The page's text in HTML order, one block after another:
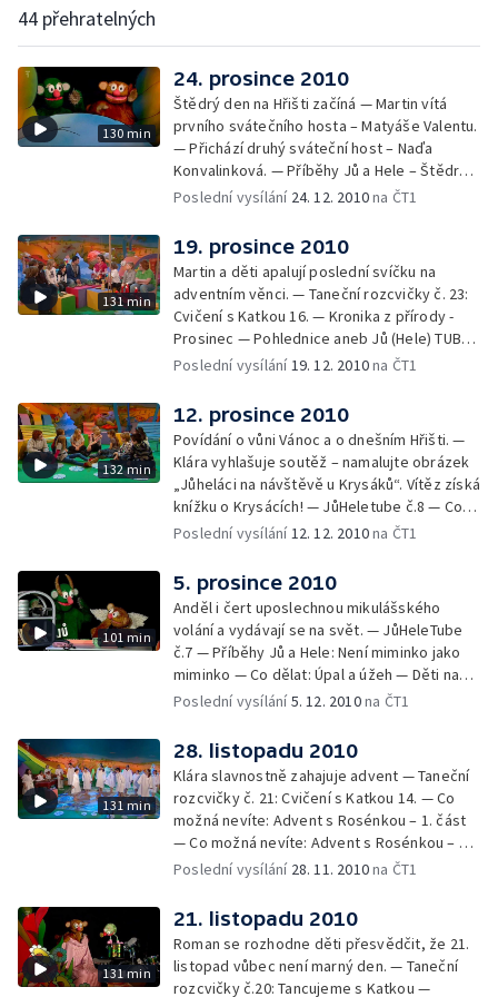
44 přehratelných
130 min
24. prosince 2010
Štědrý den na Hřišti začíná — Martin vítá
prvního svátečního hosta – Matyáše Valentu.
— Přichází druhý sváteční host – Naďa
Konvalinková. — Příběhy Jů a Hele – Štědrý
den — Příběhy Jů a Hele – Štědrý den —
dětem krásné Vánoce. — Kabaret z
maringotky aneb V čase vánočním — I na
Hřišti se dnes naděluje.
Poslední vysílání 24. 12. 2010na ČT1
131 min
19. prosince 2010
Martin a děti apalují poslední svíčku na
adventním věnci. — Taneční rozcvičky č. 23:
Cvičení s Katkou 16. — Kronika z přírody -
Prosinec — Pohlednice aneb Jů (Hele) TUBE
— Rozhovor s Monikou Sybolovou a
Lojza: Škola pro hluchoněmé — Martin
vyhlašuje burzu vánočních nápadů pro činné
a činorodé. — Taneční rozcvičky č. 24 – 1.
část: Co je to folklór — Co je to folklór —
Martin i děti se loučí.
Poslední vysílání19. 12. 2010na ČT1
132 min
12. prosince 2010
Povídání o vůni Vánoc a o dnešním Hřišti. —
Klára vyhlašuje soutěž – namalujte obrázek
„Jůheláci na návštěvě u Krysáků“. Vítěz získá
knížku o Krysácích! — JůHeletube č.8 — Co
dělat č.6: Siréna, evakuace, improvizovaná
představení v podání studentů herectví ze
Slovenska. Klára se na spoustu věcí zeptá
nejen jich, ale i jejich vyučujícího Jana
Přeučila. — Vrabčák Lojza č.11: Horolezčata
— Klára upozorňuje na oslavu mezinárodního
dne hor a světového dne dětství. — Ankety
s dětmi: Jaký je tvůj nejoblíbenější
Poláčkovou o horách — Klára vypráví
historku o velkém vítězství na hoře Říp. — Je
čas zapálit třetí svíčku na adventním věnci.
Klára slibuje, že teď už bude čas do Vánoc
ubíhat rychle.
Poslední vysílání12. 12. 2010na ČT1
101 min
5. prosince 2010
Anděl i čert uposlechnou mikulášského
volání a vydávají se na svět. — JůHeleTube
č.7 — Příběhy Jů a Hele: Není miminko jako
miminko — Co dělat: Úpal a úžeh — Děti na
Hřišti si povídají s čertem o tom, co štve
Vrabčáka Lojzy: Přepestro — Na Hřiště se po
skluzavce snese anděl a vyhlásí soutěž o tři
dvd s filmem Kuky se vrací. — Klára se loučí
a zapaluje druhou adventní svíci.
Poslední vysílání5. 12. 2010na ČT1
131 min
28. listopadu 2010
Klára slavnostně zahajuje advent — Taneční
rozcvičky č. 21: Cvičení s Katkou 14. — Co
možná nevíte: Advent s Rosénkou – 1. část
— Co možná nevíte: Advent s Rosénkou – 2.
část — Ankety s dětmi: Co je to domov? —
obyčejné 3. B a jejich osudy můžete
sledovat každý pátek večer na ČT 2. S hrdiny
i tvůrci seriálu Ptáčata si Klára povídá právě
dnes na Hřišti. — Pokračování rozhovoru s
Poslední vysílání 28. 11. 2010na ČT1
131 min
21. listopadu 2010
Roman se rozhodne děti přesvědčit, že 21.
listopad vůbec není marný den. — Taneční
rozcvičky č.20: Tancujeme s Katkou —